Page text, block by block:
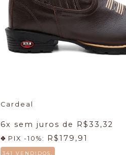
Cardeal
6x sem juros de R$33,32
PIX -10%: R$179,91
341 VENDIDOS.